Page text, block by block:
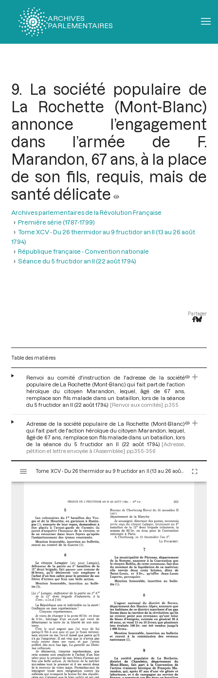
ARCHIVES
PARLEMENTAIRES
9. La société populaire de
La Rochette (Mont-Blanc)
annonce l’engagement
dans l’armée de F.
Marandon, 67 ans, à la place
de son fils, requis, mais de
santé délicate
Archives parlementaires de la Révolution Française
Première série (1787-1799)
Tome XCV - Du 26 thermidor au 9 fructidor an II (13 au 26 août
1794)
République française - Convention nationale
Séance du 5 fructidor an II (22 août 1794)
Partager
Table des matières
Renvoi au comité d'instruction de l'adresse de la société
populaire de La Rochette (Mont-Blanc) qui fait part de l'action
héroïque du citoyen Marandon, lequel, âgé de 67 ans,
remplace son fils malade dans un bataillon, lors de la séance
du 5 fructidor an II (22 août 1794) [Renvoi aux comités] p.355
Adresse de la société populaire de La Rochette (Mont-Blanc)
qui fait part de l'action héroïque du citoyen Marandon, lequel,
âgé de 67 ans, remplace son fils malade dans un bataillon, lors
de la séance du 5 fructidor an II (22 août 1794) [Adresse,
pétition et lettre envoyée à l’Assemblée] pp.355-356
s